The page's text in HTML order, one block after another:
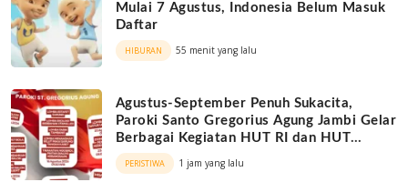
Mulai 7 Agustus, Indonesia Belum Masuk
Daftar
HIBURAN 55 menit yang lalu
Agustus-September Penuh Sukacita,
Paroki Santo Gregorius Agung Jambi Gelar
Berbagai Kegiatan HUT RI dan HUT
Paroki
PERISTIWA 1 jam yang lalu